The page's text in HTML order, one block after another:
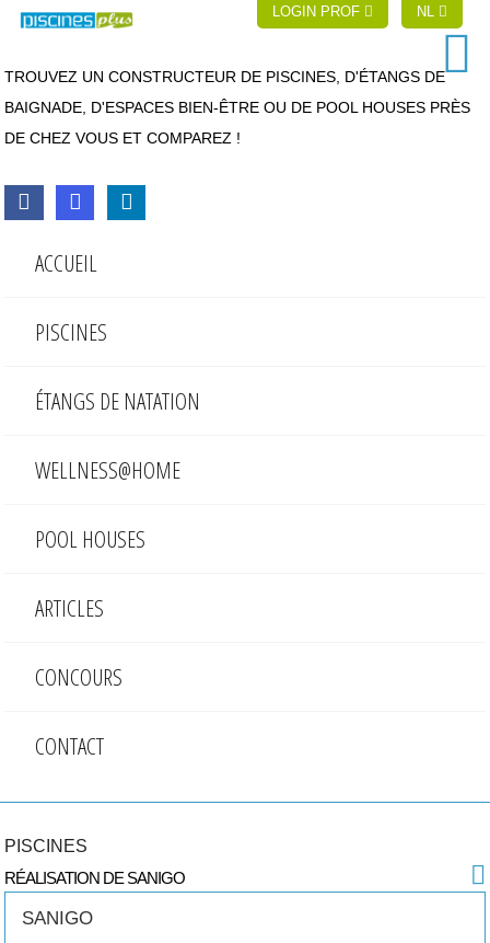
LOGIN PROF NL
TROUVEZ UN CONSTRUCTEUR DE PISCINES, D'ÉTANGS DE
BAIGNADE, D'ESPACES BIEN-ÊTRE OU DE POOL HOUSES PRÈS
DE CHEZ VOUS ET COMPAREZ !
ACCUEIL
PISCINES
ÉTANGS DE NATATION
WELLNESS@HOME
POOL HOUSES
ARTICLES
CONCOURS
CONTACT
PISCINES
RÉALISATION DE SANIGO
SANIGO